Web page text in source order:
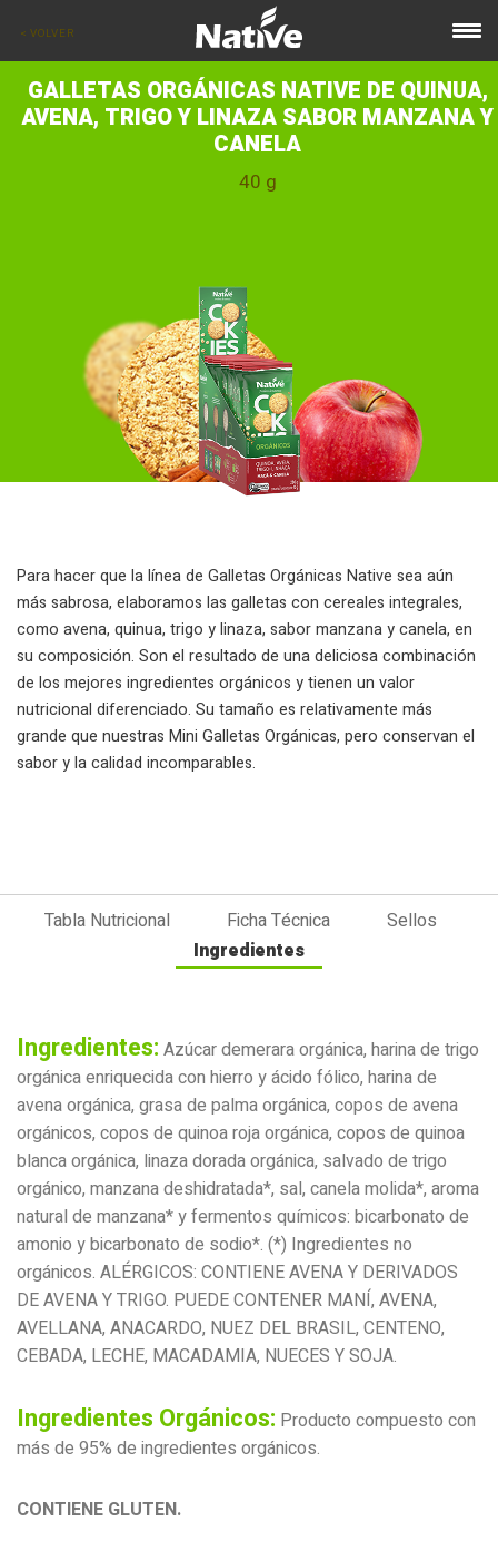
GALLETAS ORGÁNICAS NATIVE DE QUINUA,
AVENA, TRIGO Y LINAZA SABOR MANZANA Y
CANELA
40 g
Para hacer que la línea de Galletas Orgánicas Native sea aún
más sabrosa, elaboramos las galletas con cereales integrales,
como avena, quinua, trigo y linaza, sabor manzana y canela, en
su composición. Son el resultado de una deliciosa combinación
de los mejores ingredientes orgánicos y tienen un valor
nutricional diferenciado. Su tamaño es relativamente más
grande que nuestras Mini Galletas Orgánicas, pero conservan el
sabor y la calidad incomparables.
< VOLVER
Tabla Nutricional Ficha Técnica
Sellos
Ingredientes
Ingredientes: Azúcar demerara orgánica, harina de trigo
orgánica enriquecida con hierro y ácido fólico, harina de
avena orgánica, grasa de palma orgánica, copos de avena
orgánicos, copos de quinoa roja orgánica, copos de quinoa
blanca orgánica, linaza dorada orgánica, salvado de trigo
orgánico, manzana deshidratada*, sal, canela molida*, aroma
natural de manzana* y fermentos químicos: bicarbonato de
amonio y bicarbonato de sodio*. (*) Ingredientes no
orgánicos. ALÉRGICOS: CONTIENE AVENA Y DERIVADOS
DE AVENA Y TRIGO. PUEDE CONTENER MANÍ, AVENA,
AVELLANA, ANACARDO, NUEZ DEL BRASIL, CENTENO,
CEBADA, LECHE, MACADAMIA, NUECES Y SOJA.
Ingredientes Orgánicos: Producto compuesto con
más de 95% de ingredientes orgánicos.
CONTIENE GLUTEN.